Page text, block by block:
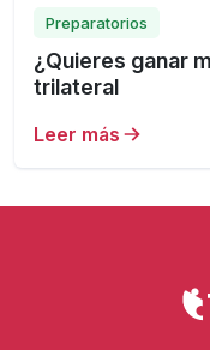
Preparatorios
¿Quieres ganar
trilateral
Leer más